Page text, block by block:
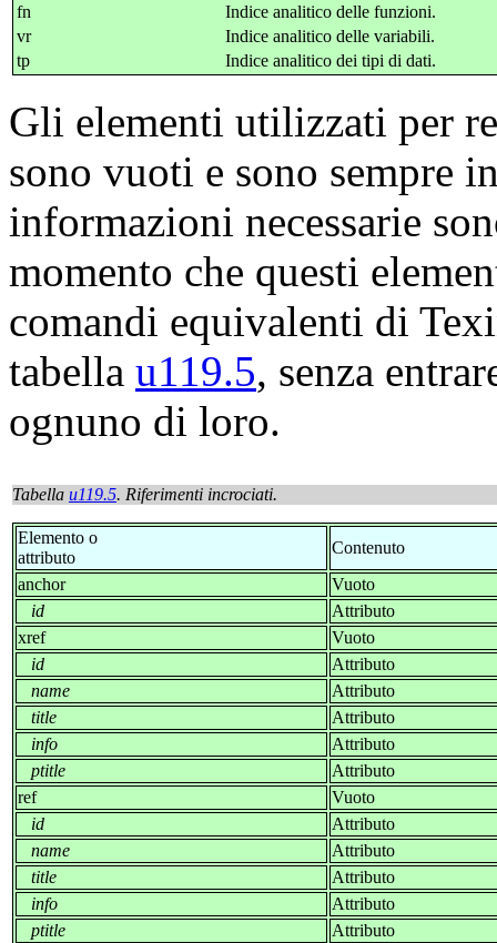
fn
Indice analitico delle funzioni.
vr
Indice analitico delle variabili.
tp
Indice analitico dei tipi di dati.
Gli elementi utilizzati per
sono vuoti e sono sempre
informazioni necessarie
momento che questi
comandi equivalenti di
tabella u119.5, senza
ognuno di loro.
Tabella u119.5. Riferimenti incrociati.
Elemento o
attributo
Contenuto
anchor
Vuoto
id
Attributo
xref
Vuoto
id
Attributo
name
Attributo
title
Attributo
info
Attributo
ptitle
Attributo
ref
Vuoto
id
Attributo
name
Attributo
title
Attributo
info
Attributo
ptitle
Attributo